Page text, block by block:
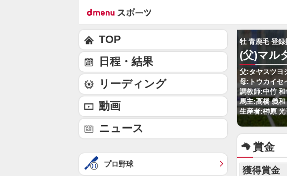
牡 青鹿毛 登録
(父)マル
父:タヤスツヨ
母:トウカイセ
調教師:中竹
馬主:高橋 義和
生産者:榊原 光
賞金
獲得賞金
TOP
日程・結果
リーディング
動画
ニュース
プロ野球